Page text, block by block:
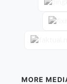
MORE